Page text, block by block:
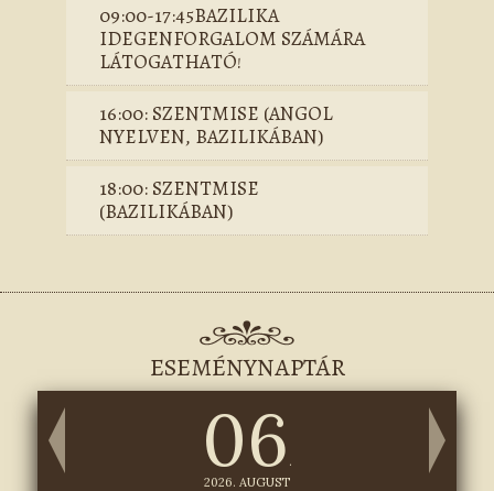
09:00-17:45BAZILIKA
IDEGENFORGALOM SZÁMÁRA
LÁTOGATHATÓ!
16:00: SZENTMISE (ANGOL
NYELVEN, BAZILIKÁBAN)
18:00: SZENTMISE
(BAZILIKÁBAN)
ESEMÉNYNAPTÁR
06 .
2026. AUGUST